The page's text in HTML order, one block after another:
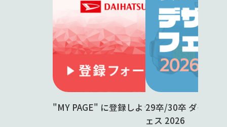
"MY PAGE" に登録しよう！29卒/30卒 ダイハツ
ェス 2026